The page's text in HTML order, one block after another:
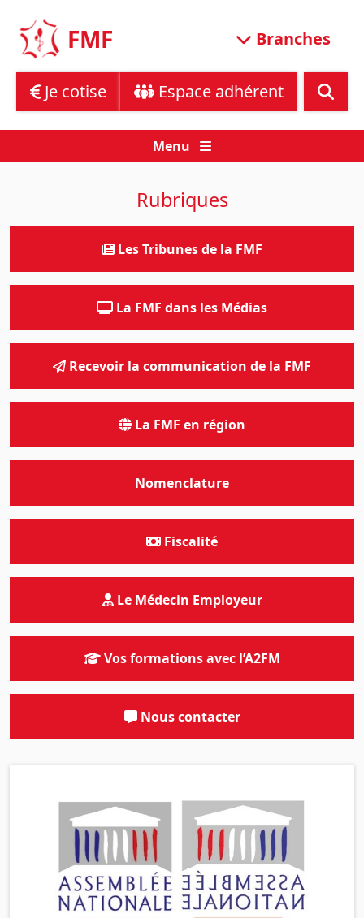
content
FMF Branches
Je cotise Espace adhérent
Menu
Rubriques
Les Tribunes de la FMF
La FMF dans les Médias
Recevoir la communication de la FMF
La FMF en région
Nomenclature
Fiscalité
Le Médecin Employeur
Vos formations avec l’A2FM
Nous contacter